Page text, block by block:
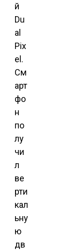
й
Du
al
Pix
el.
См
арт
фо
н
по
лу
чи
л
ве
рти
кал
ьну
ю
дв